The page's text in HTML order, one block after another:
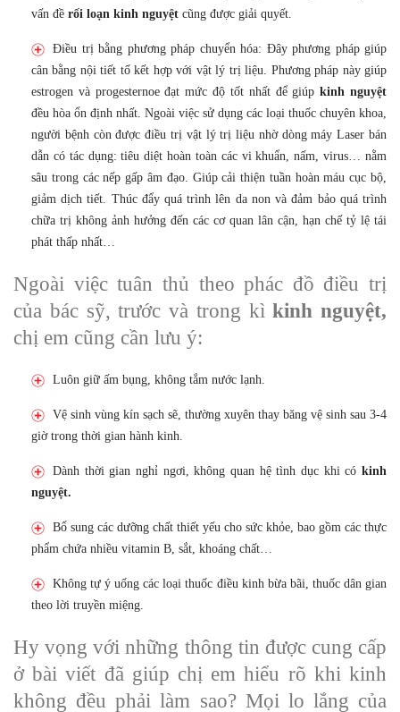
vấn đề rối loạn kinh nguyệt cũng được giải quyết.
Điều trị bằng phương pháp chuyển hóa: Đây phương pháp giúp
cân bằng nội tiết tố kết hợp với vật lý trị liệu. Phương pháp này giúp
estrogen và progesternoe đạt mức độ tốt nhất để giúpkinh nguyệt
đều hòa ổn định nhất. Ngoài việc sử dụng các loại thuốc chuyên khoa,
người bệnh còn được điều trị vật lý trị liệu nhờ dòng máy Laser bán
dẫn có tác dụng: tiêu diệt hoàn toàn các vi khuẩn, nấm, virus… nằm
sâu trong các nếp gấp âm đạo. Giúp cải thiện tuần hoàn máu cục bộ,
giảm dịch tiết. Thúc đẩy quá trình lên da non và đảm bảo quá trình
chữa trị không ảnh hưởng đến các cơ quan lân cận, hạn chế tỷ lệ tái
phát thấp nhất…
Ngoài việc tuân thủ theo phác đồ điều trị
của bác sỹ, trước và trong kìkinh nguyệt,
chị em cũng cần lưu ý:
Luôn giữ ấm bụng, không tắm nước lạnh.
Vệ sinh vùng kín sạch sẽ, thường xuyên thay băng vệ sinh sau 3-4
giờ trong thời gian hành kinh.
Dành thời gian nghỉ ngơi, không quan hệ tình dục khi có kinh
nguyệt.
Bổ sung các dưỡng chất thiết yếu cho sức khỏe, bao gồm các thực
phẩm chứa nhiều vitamin B, sắt, khoáng chất…
Không tự ý uống các loại thuốc điều kinh bừa bãi, thuốc dân gian
theo lời truyền miệng.
Hy vọng với những thông tin được cung cấp
ở bài viết đã giúp chị em hiểu rõ khi kinh
không đều phải làm sao? Mọi lo lắng của